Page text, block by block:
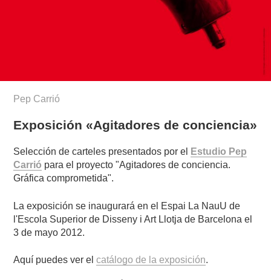
Pep Carrió
Exposición «Agitadores de conciencia»
Selección de carteles presentados por el
Estudio Pep
Carrió para el proyecto "Agitadores de conciencia.
Gráfica comprometida".
La exposición se inaugurará en el Espai La NauU de
l'Escola Superior de Disseny i Art Llotja de Barcelona el
3 de mayo 2012.
Aquí puedes ver elcatálogo de la exposición.